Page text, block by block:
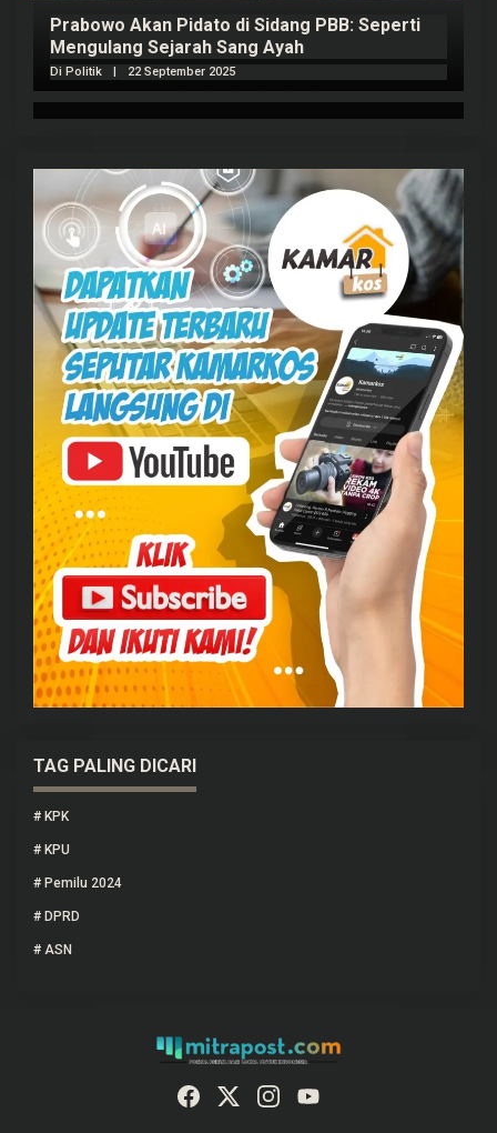
Prabowo Akan Pidato di Sidang PBB: Seperti
Mengulang Sejarah Sang Ayah
Di Politik 22 September 2025
TAG PALING DICARI
# KPK
# KPU
# Pemilu 2024
# DPRD
# ASN